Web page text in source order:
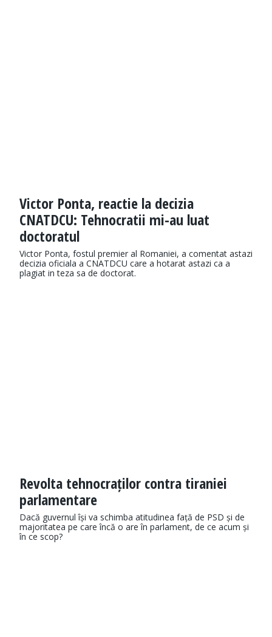
Victor Ponta, reactie la decizia
CNATDCU: Tehnocratii mi-au luat
doctoratul
Victor Ponta, fostul premier al Romaniei, a comentat astazi
decizia oficiala a CNATDCU care a hotarat astazi ca a
plagiat in teza sa de doctorat.
Revolta tehnocraților contra tiraniei
parlamentare
Dacă guvernul își va schimba atitudinea față de PSD și de
majoritatea pe care încă o are în parlament, de ce acum și
în ce scop?